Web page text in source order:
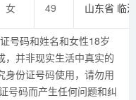
女 49 山东省 临
号码和姓名和女性18岁
，并非现实生活中真实的
身份证号码使用，请勿用
号码而产生任何问题和纠